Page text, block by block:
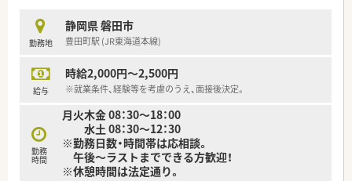
られており、地域のプロスポーツチームのスポンサーも務めてい
ます。
■正社員1名に対してパートスタッフ6名が在籍しており、協力
し合いながら業務を進めるアットホームで温かい雰囲気の職場
■懇親会やゴルフコンペといった社内イベントも定期的に開催
されており、スタッフ間のコミュニケーションが活発に行われて
います。
■年齢や性別を問わず幅広い世代の方が活躍できる環境であり、
60代の方であっても元気に働く意欲があれば歓迎されていま
勤務地
静岡県 磐田市
豊田町駅 (JR東海道本線)
給与
時給2,000円～2,500円
※就業条件、経験等を考慮のうえ、面接後決定。
勤務
時間
月火木金 08：30～18：00
水土 08：30～12：30
※勤務日数・時間帯は応相談。
午後～ラストまでできる方歓迎！
※休憩時間は法定通り。